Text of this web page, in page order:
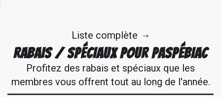
Liste complète
RABAIS / SPÉCIAUX POUR PASPÉBIAC
Profitez des rabais et spéciaux que les
membres vous offrent tout au long de l'année.